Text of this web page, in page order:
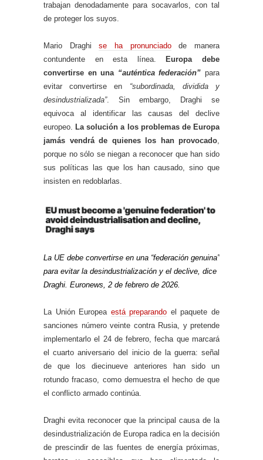
trabajan denodadamente para socavarlos, con tal
de proteger los suyos.
Mario Draghise ha pronunciadode manera
contundente en esta línea.
Europa debe
convertirse en una “auténtica federación” para
evitar convertirse en “subordinada, dividida y
desindustrializada”. Sin embargo, Draghi se
equivoca al identificar las causas del declive
europeo. La solución a los problemas de Europa
jamás vendrá de quienes los han provocado,
porque no sólo se niegan a reconocer que han sido
sus políticas las que los han causado, sino que
insisten en redoblarlas.
La UE debe convertirse en una “federación genuina”
para evitar la desindustrialización y el declive, dice
Draghi. Euronews, 2 de febrero de 2026.
La Unión Europea está preparando el paquete de
sanciones número veinte contra Rusia, y pretende
implementarlo el 24 de febrero, fecha que marcará
el cuarto aniversario del inicio de la guerra: señal
de que los diecinueve anteriores han sido un
rotundo fracaso, como demuestra el hecho de que
el conflicto armado continúa.
Draghi evita reconocer que la principal causa de la
desindustrialización de Europa radica en la decisión
de prescindir de las fuentes de energía próximas,